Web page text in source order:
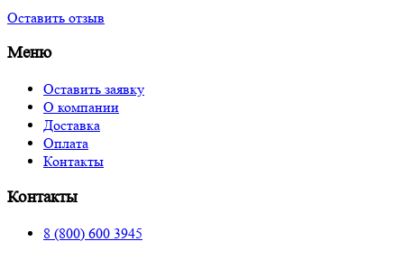
Оставить отзыв
Меню
Оставить заявку
О компании
Доставка
Оплата
Контакты
Контакты
8 (800) 600 3945